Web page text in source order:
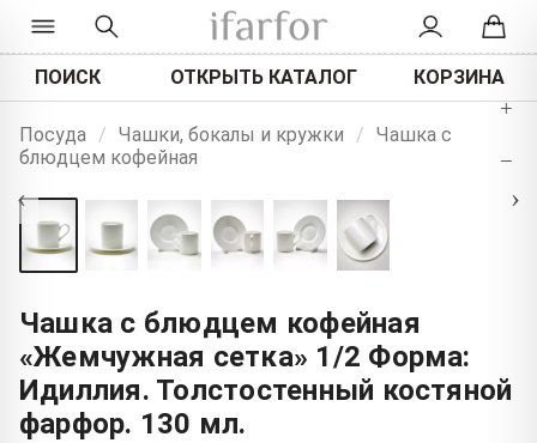
ПОИСК ОТКРЫТЬ КАТАЛОГ КОРЗИНА
Посуда / Чашки, бокалы и кружки / Чашка с
блюдцем кофейная
‹ ›
+
−
Чашка с блюдцем кофейная
«Жемчужная сетка» 1/2 Форма:
Идиллия. Толстостенный костяной
фарфор. 130 мл.